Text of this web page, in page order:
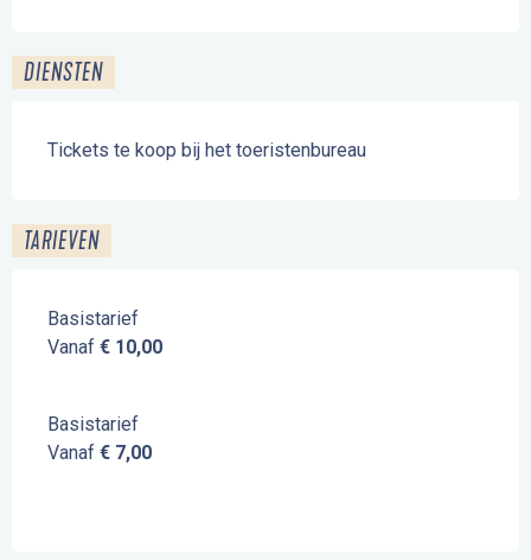
DIENSTEN
Tickets te koop bij het toeristenbureau
TARIEVEN
Basistarief
Vanaf € 10,00
Basistarief
Vanaf € 7,00